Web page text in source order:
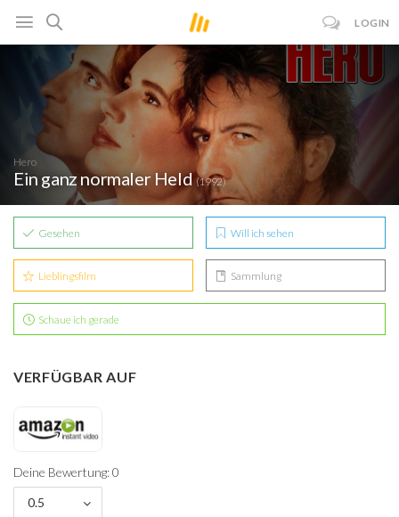
LOGIN
Hero
Ein ganz normaler Held(1992)
Gesehen Will ich sehen
Lieblingsfilm Sammlung
Schaue ich gerade
VERFÜGBAR AUF
Deine Bewertung: 0
0.5